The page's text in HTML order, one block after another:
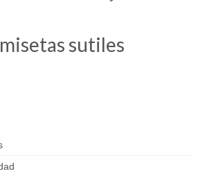
sutiles